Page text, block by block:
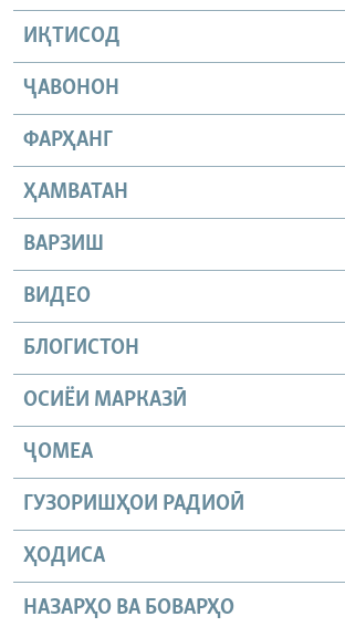
ИҚТИСОД
ҶАВОНОН
ФАРҲАНГ
ҲАМВАТАН
ВАРЗИШ
ВИДЕО
БЛОГИСТОН
ОСИЁИ МАРКАЗӢ
ҶОМEА
ГУЗОРИШҲОИ РАДИОӢ
ҲОДИСА
НАЗАРҲО ВА БОВАРҲО